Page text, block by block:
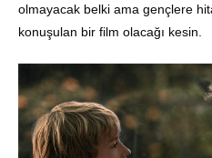
olmayacak belki ama gençlere
konuşulan bir film olacağı kesin.